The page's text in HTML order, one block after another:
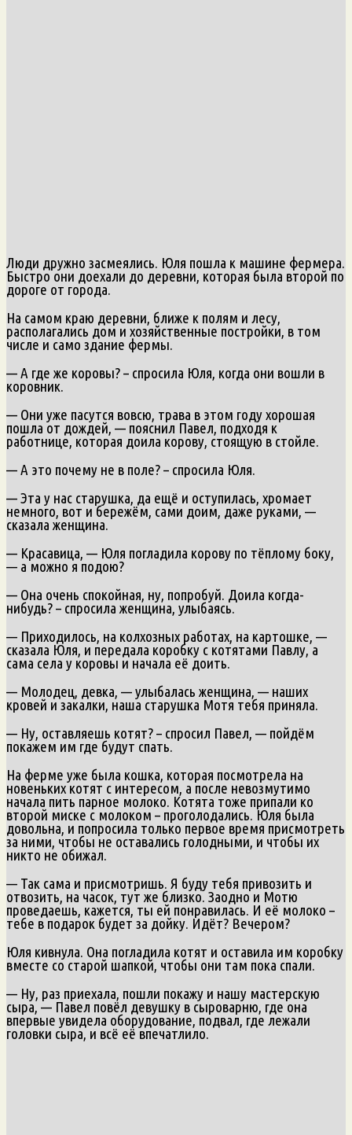
Люди дружно засмеялись. Юля пошла к машине фермера.
Быстро они доехали до деревни, которая была второй по
дороге от города.
На самом краю деревни, ближе к полям и лесу,
располагались дом и хозяйственные постройки, в том
числе и само здание фермы.
— А где же коровы? – спросила Юля, когда они вошли в
коровник.
— Они уже пасутся вовсю, трава в этом году хорошая
пошла от дождей, — пояснил Павел, подходя к
работнице, которая доила корову, стоящую в стойле.
— А это почему не в поле? – спросила Юля.
— Эта у нас старушка, да ещё и оступилась, хромает
немного, вот и бережём, сами доим, даже руками, —
сказала женщина.
— Красавица, — Юля погладила корову по тёплому боку,
— а можно я подою?
— Она очень спокойная, ну, попробуй. Доила когда-
нибудь? – спросила женщина, улыбаясь.
— Приходилось, на колхозных работах, на картошке, —
сказала Юля, и передала коробку с котятами Павлу, а
сама села у коровы и начала её доить.
— Молодец, девка, — улыбалась женщина, — наших
кровей и закалки, наша старушка Мотя тебя приняла.
— Ну, оставляешь котят? – спросил Павел, — пойдём
покажем им где будут спать.
На ферме уже была кошка, которая посмотрела на
новеньких котят с интересом, а после невозмутимо
начала пить парное молоко. Котята тоже припали ко
второй миске с молоком – проголодались. Юля была
довольна, и попросила только первое время присмотреть
за ними, чтобы не оставались голодными, и чтобы их
никто не обижал.
— Так сама и присмотришь. Я буду тебя привозить и
отвозить, на часок, тут же близко. Заодно и Мотю
проведаешь, кажется, ты ей понравилась. И её молоко –
тебе в подарок будет за дойку. Идёт? Вечером?
Юля кивнула. Она погладила котят и оставила им коробку
вместе со старой шапкой, чтобы они там пока спали.
— Ну, раз приехала, пошли покажу и нашу мастерскую
сыра, — Павел повёл девушку в сыроварню, где она
впервые увидела оборудование, подвал, где лежали
головки сыра, и всё её впечатлило.